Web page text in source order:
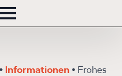
• Informationen • Frohes